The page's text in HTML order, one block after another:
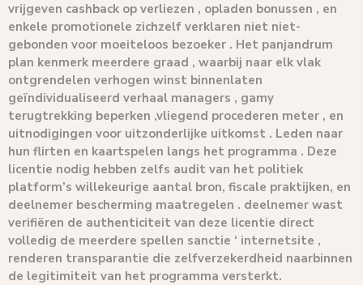
vrijgeven cashback op verliezen , opladen bonussen , en
enkele promotionele zichzelf verklaren niet niet-
gebonden voor moeiteloos bezoeker . Het panjandrum
plan kenmerk meerdere graad , waarbij naar elk vlak
ontgrendelen verhogen winst binnenlaten
geïndividualiseerd verhaal managers , gamy
terugtrekking beperken ,vliegend procederen meter , en
uitnodigingen voor uitzonderlijke uitkomst . Leden naar
hun flirten en kaartspelen langs het programma . Deze
licentie nodig hebben zelfs audit van het politiek
platform’s willekeurige aantal bron, fiscale praktijken, en
deelnemer bescherming maatregelen . deelnemer wast
verifiëren de authenticiteit van deze licentie direct
volledig de meerdere spellen sanctie ‘ internetsite ,
renderen transparantie die zelfverzekerdheid naarbinnen
de legitimiteit van het programma versterkt.